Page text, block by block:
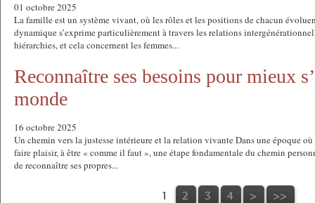
01 octobre 2025
La famille est un système vivant, où les rôles et les positions de chacun
dynamique s’exprime particulièrement à travers les relations
hiérarchies, et cela concernent les femmes...
Reconnaître ses besoins pour mieux
monde
16 octobre 2025
Un chemin vers la justesse intérieure et la relation vivante Dans une époque où
faire plaisir, à être « comme il faut », une étape fondamentale du chemin
de reconnaître ses propres...
1 2 3 4 > >>